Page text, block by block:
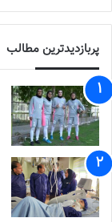
پربازدیدترین مطالب